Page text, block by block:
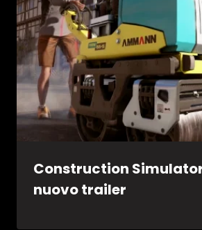
Construction
nuovo trailer